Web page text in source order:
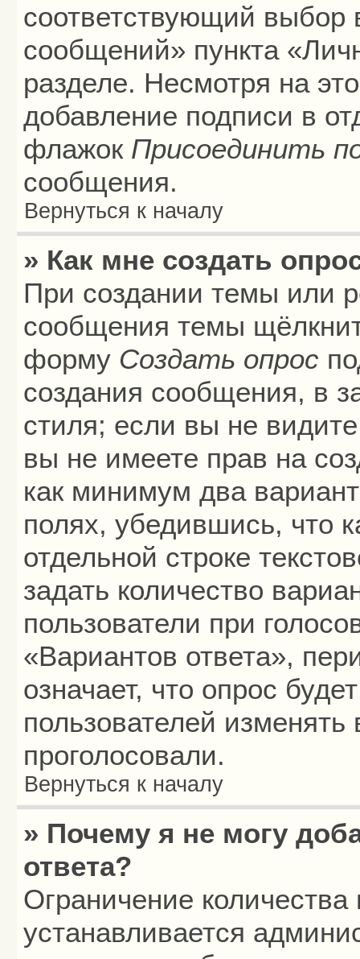
соответствующий выбор
сообщений» пункта
разделе. Несмотря на
добавление подписи в
флажок Присоединить
сообщения.
Вернуться к началу
» Как мне создать
При создании темы или
сообщения темы
форму Создать опрос
создания сообщения, в
стиля; если вы не
вы не имеете прав на
как минимум два
полях, убедившись, что
отдельной строке
задать количество
пользователи при
«Вариантов ответа»,
означает, что опрос
пользователей
проголосовали.
Вернуться к началу
» Почему я не могу
ответа?
Ограничение количества
устанавливается